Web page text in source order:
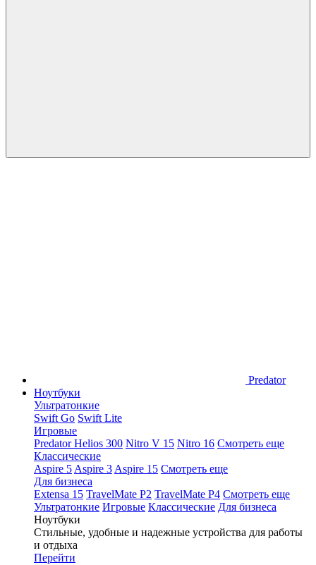
Predator
Ноутбуки
Ультратонкие
Swift Go Swift Lite
Игровые
Predator Helios 300 Nitro V 15 Nitro 16 Смотреть еще
Классические
Aspire 5 Aspire 3 Aspire 15 Смотреть еще
Для бизнеса
Extensa 15 TravelMate P2 TravelMate P4 Смотреть еще
Ультратонкие Игровые Классические Для бизнеса
Ноутбуки
Стильные, удобные и надежные устройства для работы
и отдыха
Перейти